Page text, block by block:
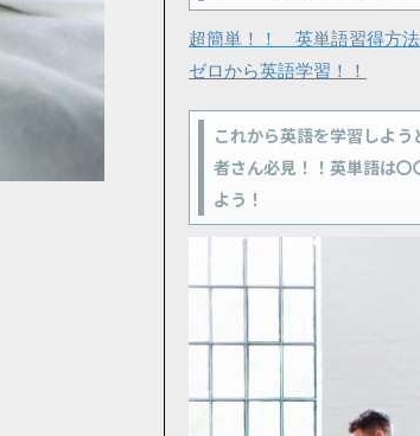
超簡単！！ 英単語習得方法
ゼロから英語学習！！
これから英語を学習しよう
者さん必見！！英単語は〇
よう！